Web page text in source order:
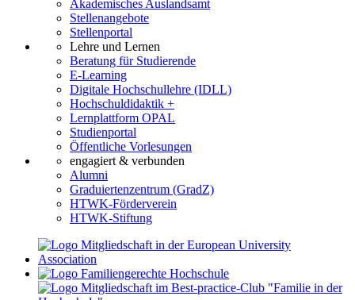
Akademisches Auslandsamt
Stellenangebote
Stellenportal
Lehre und Lernen
Beratung für Studierende
E-Learning
Digitale Hochschullehre (IDLL)
Hochschuldidaktik +
Lernplattform OPAL
Studienportal
Öffentliche Vorlesungen
engagiert & verbunden
Alumni
Graduiertenzentrum (GradZ)
HTWK-Förderverein
HTWK-Stiftung